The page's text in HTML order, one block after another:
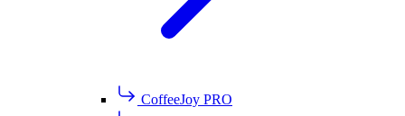
CoffeeJoy PRO